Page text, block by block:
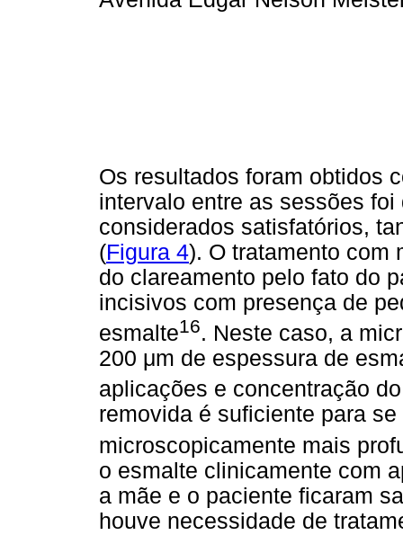
Os resultados foram obtidos
intervalo entre as sessões
considerados satisfatórios,
(Figura 4). O tratamento com
do clareamento pelo fato do
incisivos com presença de
esmalte16. Neste caso, a
200 μm de espessura de
aplicações e concentração
removida é suficiente para
microscopicamente mais
o esmalte clinicamente com
a mãe e o paciente ficaram
houve necessidade de